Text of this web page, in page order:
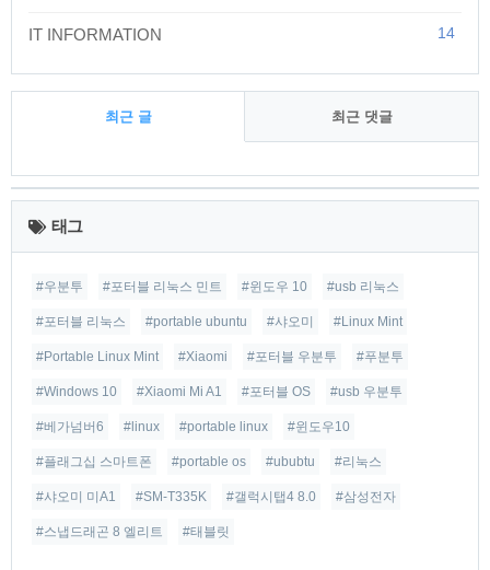
IT INFORMATION 14
최근 글 최근 댓글
최
근
글 태그
#우분투 #포터블 리눅스 민트 #윈도우 10 #usb 리눅스
#포터블 리눅스 #portable ubuntu #샤오미 #Linux Mint
#Portable Linux Mint #Xiaomi #포터블 우분투 #푸분투
#Windows 10 #Xiaomi Mi A1 #포터블 OS #usb 우분투
#베가넘버6 #linux #portable linux #윈도우10
#플래그십 스마트폰 #portable os #ububtu #리눅스
#샤오미 미A1 #SM-T335K #갤럭시탭4 8.0 #삼성전자
#스냅드래곤 8 엘리트 #태블릿